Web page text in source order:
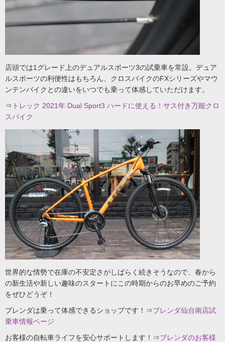
店頭では1グレード上のデュアルスポーツ3の試乗車を常設。デュア
ルスポーツの利便性はもちろん、クロスバイクのFXシリーズやマウ
ンテンバイクとの違いをいつでも乗って体感していただけます。
⇒ トレック 2021年 Dual Sport3 ハードに使える！サス付き万能クロ
スバイク
世界的な情勢で在庫の不安定さがしばらく続きそうなので、春から
の新生活や新しい趣味のスタートにこの時期からのお早めのご予約
をぜひどうぞ！
ブレンダは乗って体感できるショップです！⇒ブレンダ仙台南店試
乗車情報ページ
お客様の自転車ライフを安心サポートします！⇒ブレンダのお客様